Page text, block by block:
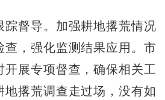
踪督导。 加强耕地撂荒情况
查，强化监测结果应用。市
开展专项督查，确保相关工
撂荒调查走过场，没有如